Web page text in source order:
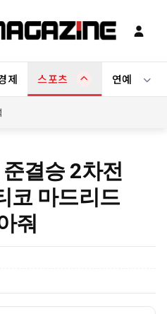
제 스포츠 연예
결승 2차전
코 마드리드
줘